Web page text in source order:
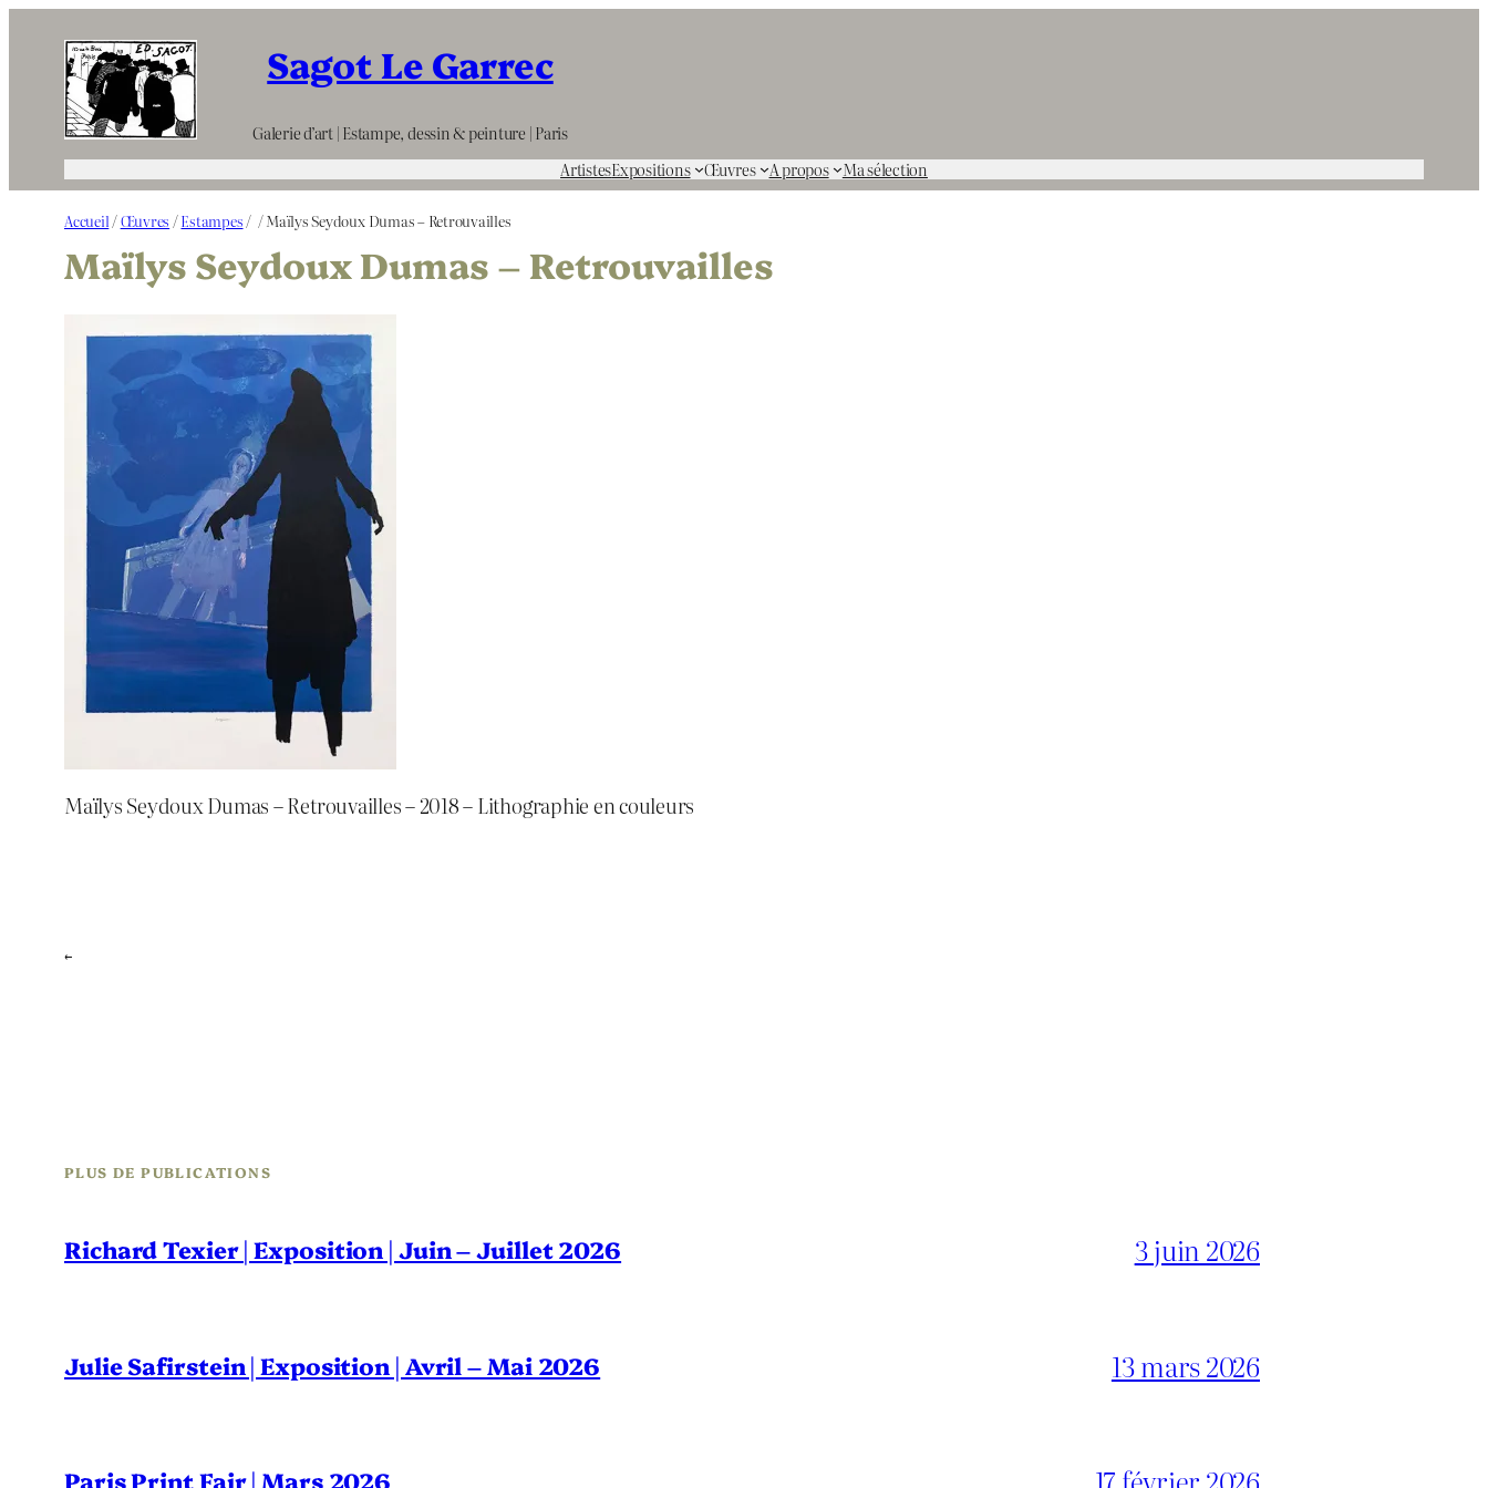
contenu
Sagot Le Garrec
Galerie d’art | Estampe, dessin & peinture | Paris
ArtistesExpositions Œuvres A propos Ma sélection
Accueil /Œuvres /Estampes / / Maïlys Seydoux Dumas – Retrouvailles
Maïlys Seydoux Dumas – Retrouvailles
Maïlys Seydoux Dumas – Retrouvailles – 2018 – Lithographie en couleurs
←
PLUS DE PUBLICATIONS
Richard Texier | Exposition | Juin – Juillet 2026 3 juin 2026
Julie Safirstein | Exposition | Avril – Mai 2026 13 mars 2026
Paris Print Fair | Mars 2026